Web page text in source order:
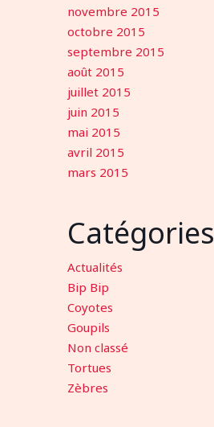
novembre 2015
octobre 2015
septembre 2015
août 2015
juillet 2015
juin 2015
mai 2015
avril 2015
mars 2015
Catégories
Actualités
Bip Bip
Coyotes
Goupils
Non classé
Tortues
Zèbres